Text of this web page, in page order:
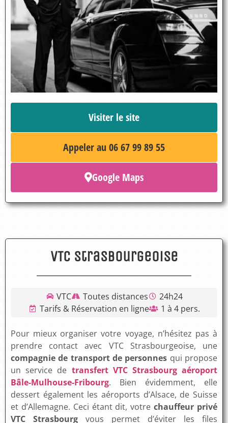
Visiter le site
Appeler au 06 67 99 89 55
Google Maps
VTC Strasbourgeoise
VTC Toutes distances
24h24
Tarifs & Réservation en ligne
1 à 4 pers.
Pour mieux organiser votre voyage, n’hésitez pas à
prendre contact avec VTC Strasbourgeoise, une
compagnie de transport de personnes qui propose
un service de transfert VTC Strasbourg aéroport
Bâle-Mulhouse-Fribourg. Bien évidemment, elle
dessert également les aéroports d’Alsace, de Suisse
et d’Allemagne. Ceci étant dit, votrechauffeur privé
VTC
Strasbourg vous permet d’éviter les files